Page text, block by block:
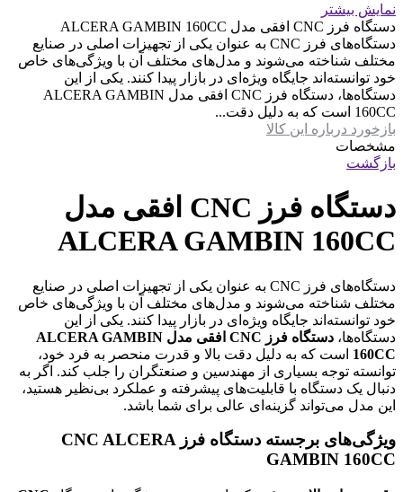
نمایش بیشتر
دستگاه فرز CNC افقی مدل ALCERA GAMBIN 160CC
دستگاه‌های فرز CNC به عنوان یکی از تجهیزات اصلی در صنایع
مختلف شناخته می‌شوند و مدل‌های مختلف آن با ویژگی‌های خاص
خود توانسته‌اند جایگاه ویژه‌ای در بازار پیدا کنند. یکی از این
دستگاه‌ها، دستگاه فرز CNC افقی مدل ALCERA GAMBIN
160CC است که به دلیل دقت...
بازخورد درباره این کالا
مشخصات
بازگشت
دستگاه فرز CNC افقی مدل
ALCERA GAMBIN 160CC
دستگاه‌های فرز CNC به عنوان یکی از تجهیزات اصلی در صنایع
مختلف شناخته می‌شوند و مدل‌های مختلف آن با ویژگی‌های خاص
خود توانسته‌اند جایگاه ویژه‌ای در بازار پیدا کنند. یکی از این
دستگاه‌ها،
دستگاه فرز CNC افقی مدل ALCERA GAMBIN
160CC است که به دلیل دقت بالا و قدرت منحصر به فرد خود،
توانسته توجه بسیاری از مهندسین و صنعتگران را جلب کند. اگر به
دنبال یک دستگاه با قابلیت‌های پیشرفته و عملکرد بی‌نظیر هستید،
این مدل می‌تواند گزینه‌ای عالی برای شما باشد.
ویژگی‌های برجسته دستگاه فرز CNC ALCERA
GAMBIN 160CC